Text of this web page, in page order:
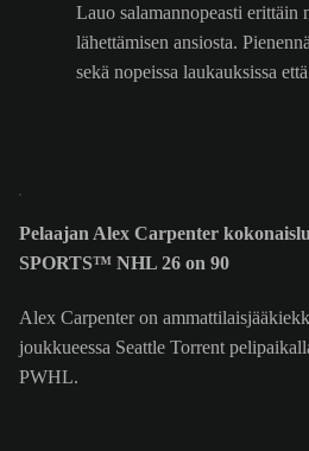
Lauo salamannopeasti erittäin
lähettämisen ansiosta.
sekä nopeissa laukauksissa
Pelaajan Alex Carpenter
SPORTS™ NHL 26 on 90
Alex Carpenter on
joukkueessa Seattle Torrent
PWHL.